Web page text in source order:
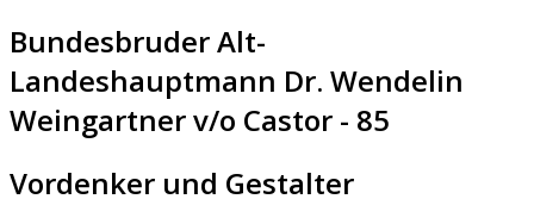
Bundesbruder Alt-
Landeshauptmann Dr. Wendelin
Weingartner v/o Castor - 85
Vordenker und Gestalter